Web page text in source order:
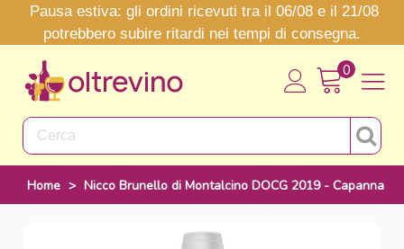
Pausa estiva: gli ordini ricevuti tra il 06/08 e il 21/08
potrebbero subire ritardi nei tempi di consegna.
0
Home > Nicco Brunello di Montalcino DOCG 2019 - Capanna